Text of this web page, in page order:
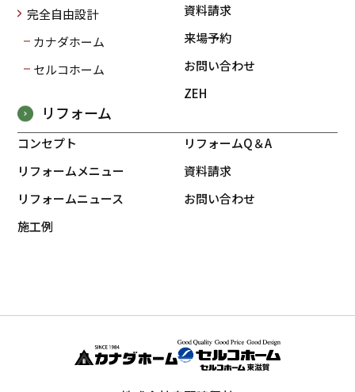
完全自由設計
カナダホーム
セルコホーム
資料請求
来場予約
お問い合わせ
ZEH
リフォーム
コンセプト
リフォームメニュー
リフォームニュース
施工例
リフォームQ＆A
資料請求
お問い合わせ